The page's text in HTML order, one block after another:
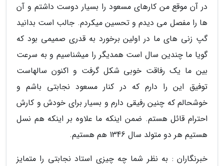
در آن موقع من کارهای مسعود را بسیار دوست داشتم و آن
ها را مفصل می دیدم و تحسین می­کردم. جالب است بدانید
گپ زنی های ما در اولین برخورد به قدری صمیمی بود که
گویا ما چندین سال است همدیگر را می­شناسیم و به سرعت
بین ما یک رفاقت خوبی شکل گرفت و اکنون سالهاست
توفیق این را دارم که در کنار مسعود نجابتی باشم و
خوشحالم که چنین رفیقی دارم و بسیار برای خودش و کارش
احترام قائل هستم. ضمن اینکه ما علاوه بر اینکه هم نسل
هستیم هر دو متولد سال 1346 هم هستیم.
خبرنگاران : به نظر شما چه چیزی استاد نجابتی را متمایز